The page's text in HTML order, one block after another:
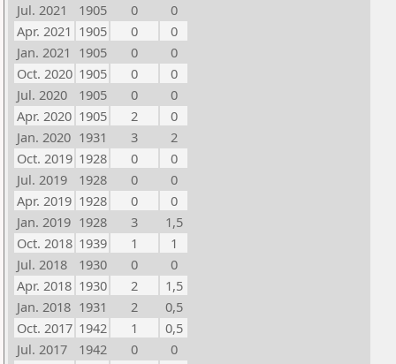
Jul. 2021
1905 0
0
Apr. 2021 1905 0
0
Jan. 2021 1905 0
0
Oct. 2020 1905 0
0
Jul. 2020
1905 0
0
Apr. 2020 1905 2
0
Jan. 2020 1931 3
2
Oct. 2019 1928 0
0
Jul. 2019
1928 0
0
Apr. 2019 1928 0
0
Jan. 2019 1928 3
1,5
Oct. 2018 1939 1
1
Jul. 2018
1930 0
0
Apr. 2018 1930 2
1,5
Jan. 2018 1931 2
0,5
Oct. 2017 1942 1
0,5
Jul. 2017
1942 0
0